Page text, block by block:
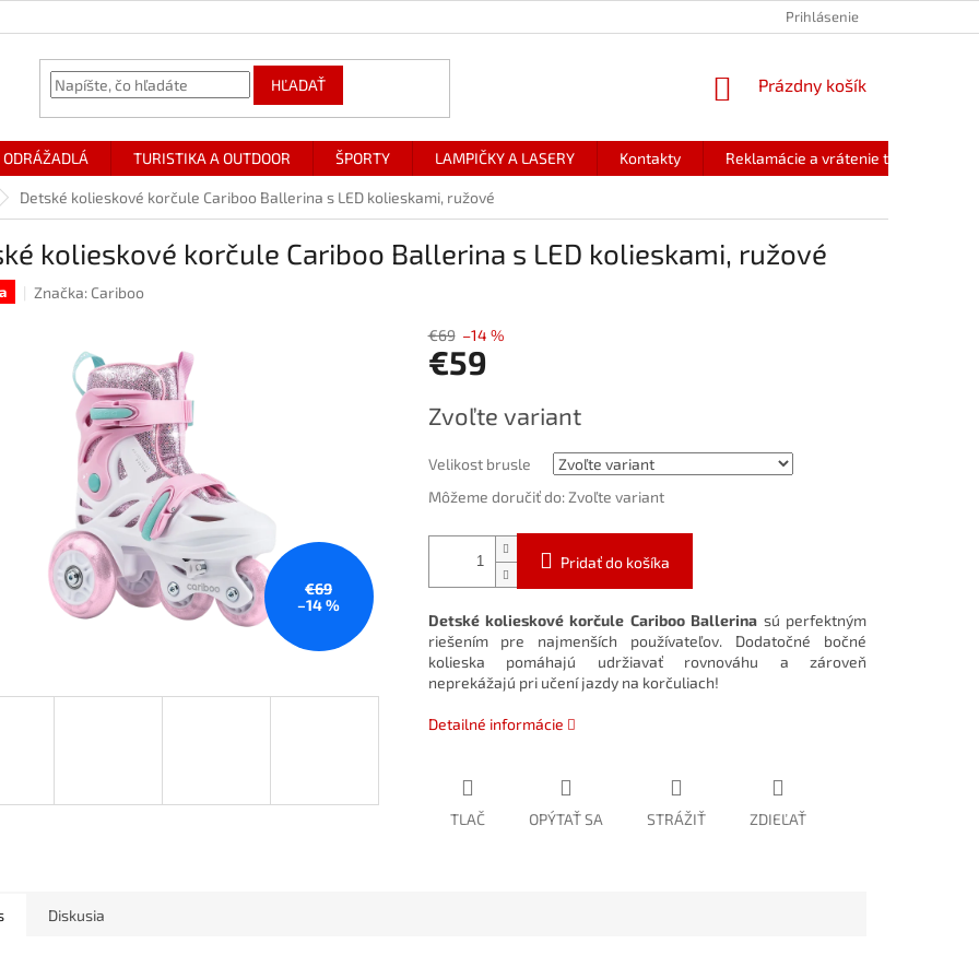
Prihlásenie
HĽADAŤ
NÁKUPNÝ
Prázdny košík
ODRÁŽADLÁ TURISTIKA A OUTDOOR ŠPORTY LAMPIČKY A LASERY Kontakty Reklamácie a vrátenie tovaru
Detské kolieskové korčule Cariboo Ballerina s LED kolieskami, ružové
kolieskové korčule Cariboo Ballerina s LED kolieskami, ružové
Značka: Cariboo
€69
–14 %
€69 –14 %
€59
cena:
Zvoľte variant
Velikost brusle
Môžeme doručiť do: Zvoľte variant
Pridať do košíka
Detské kolieskovékorčule Cariboo Ballerina sú perfektným
riešením pre najmenších používateľov. Dodatočné bočné
kolieska pomáhajú udržiavať rovnováhu a zároveň
neprekážajú pri učeníjazdy na korčuliach!
Detailné informácie
TLAČ OPÝTAŤ SA STRÁŽIŤ ZDIEĽAŤ
Diskusia